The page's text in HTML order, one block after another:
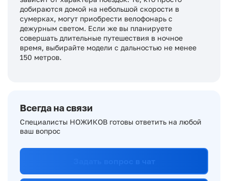
добираются домой на небольшой скорости в
сумерках, могут приобрести велофонарь с
дежурным светом. Если же вы планируете
совершать длительные путешествия в ночное
время, выбирайте модели с дальностью не менее
150 метров.
Всегда на связи
Специалисты НОЖИКОВ готовы ответить на любой
ваш вопрос